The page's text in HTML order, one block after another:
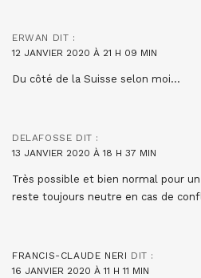
ERWAN DIT :
12 JANVIER 2020 À 21 H 09 MIN
Du côté de la Suisse selon moi…
DELAFOSSE DIT :
13 JANVIER 2020 À 18 H 37 MIN
Très possible et bien normal pour
reste toujours neutre en cas de
FRANCIS-CLAUDE NERI DIT :
16 JANVIER 2020 À 11 H 11 MIN